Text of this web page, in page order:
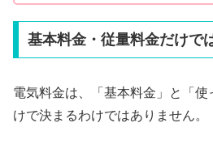
基本料金・従量料金だけで
電気料金は、「基本料金」と「
けで決まるわけではありません。